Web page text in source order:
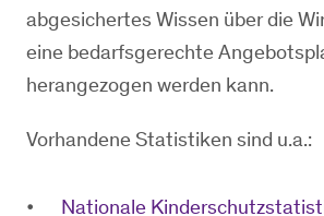
abgesichertes Wissen über die
eine bedarfsgerechte
herangezogen werden kann.
Vorhandene Statistiken sind u.a.:
Nationale